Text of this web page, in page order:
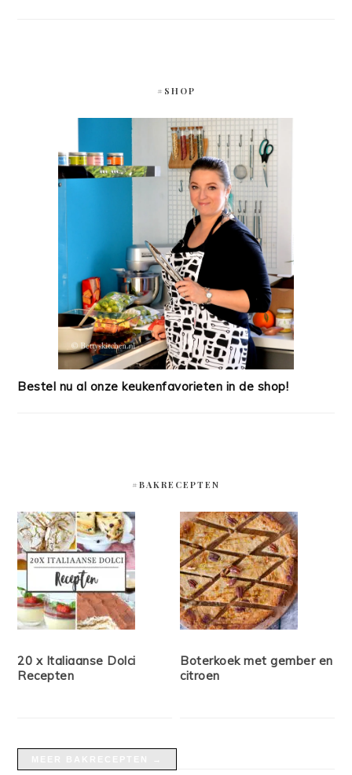
#SHOP
Bestel nu al onze keukenfavorieten in de shop!
#BAKRECEPTEN
20 x Italiaanse Dolci
Recepten
Boterkoek met gember en
citroen